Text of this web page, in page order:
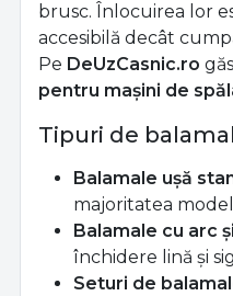
brusc. Înlocuirea lor
accesibilă decât
Pe DeUzCasnic.ro
pentru mașini de
Tipuri de
Balamale ușă
majoritatea
Balamale cu arc
închidere lină și
Seturi de